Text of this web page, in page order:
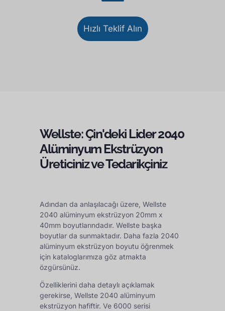
Hızlı Teklif Alın
Wellste: Çin'deki Lider 2040
Alüminyum Ekstrüzyon
Üreticiniz ve Tedarikçiniz
Adından da anlaşılacağı üzere, Wellste
2040 alüminyum ekstrüzyon 20mm x
40mm boyutlarındadır. Wellste başka
boyutlar da sunmaktadır. Daha fazla 2040
alüminyum ekstrüzyon boyutu öğrenmek
için kataloglarımıza göz atmakta
özgürsünüz.
Özelliklerini daha detaylı açıklamak
gerekirse, Wellste 2040 alüminyum
ekstrüzyon hafiftir. Ve 6000 serisi